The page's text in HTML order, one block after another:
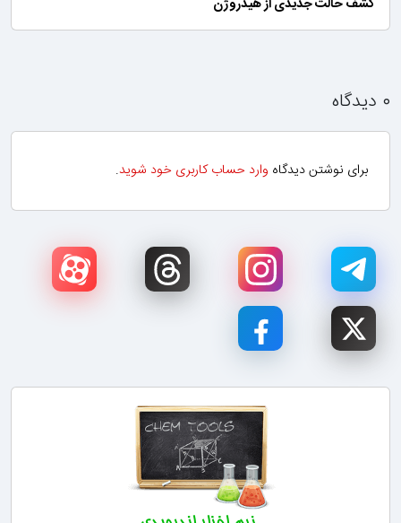
کشف حالت جدیدی از هیدروژن
۰ دیدگاه
برای نوشتن دیدگاه وارد حساب کاربری خود شوید.